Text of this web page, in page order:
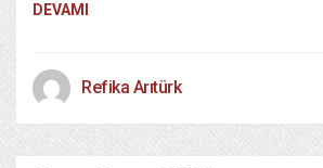
DEVAMI
Refika Arıtürk